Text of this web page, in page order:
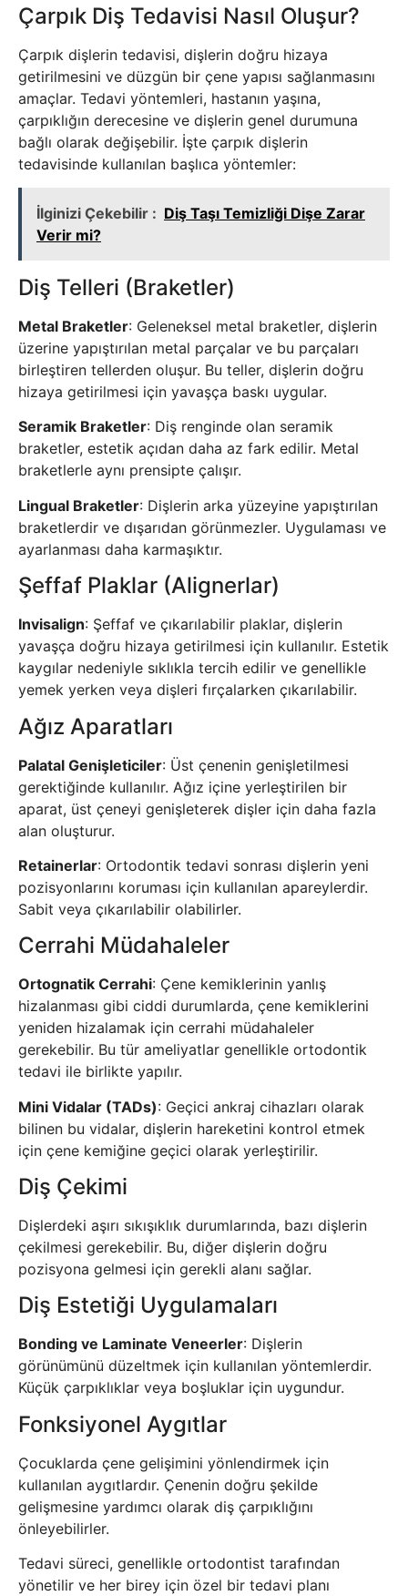
Çarpık Diş Tedavisi Nasıl Oluşur?
Çarpık dişlerin tedavisi, dişlerin doğru hizaya
getirilmesini ve düzgün bir çene yapısı sağlanmasını
amaçlar. Tedavi yöntemleri, hastanın yaşına,
çarpıklığın derecesine ve dişlerin genel durumuna
bağlı olarak değişebilir. İşte çarpık dişlerin
tedavisinde kullanılan başlıca yöntemler:
İlginizi Çekebilir : Diş Taşı Temizliği Dişe Zarar
Verir mi?
Diş Telleri (Braketler)
Metal Braketler: Geleneksel metal braketler, dişlerin
üzerine yapıştırılan metal parçalar ve bu parçaları
birleştiren tellerden oluşur. Bu teller, dişlerin doğru
hizaya getirilmesi için yavaşça baskı uygular.
Seramik Braketler: Diş renginde olan seramik
braketler, estetik açıdan daha az fark edilir. Metal
braketlerle aynı prensipte çalışır.
Lingual Braketler: Dişlerin arka yüzeyine yapıştırılan
braketlerdir ve dışarıdan görünmezler. Uygulaması ve
ayarlanması daha karmaşıktır.
Şeffaf Plaklar (Alignerlar)
Invisalign: Şeffaf ve çıkarılabilir plaklar, dişlerin
yavaşça doğru hizaya getirilmesi için kullanılır. Estetik
kaygılar nedeniyle sıklıkla tercih edilir ve genellikle
yemek yerken veya dişleri fırçalarken çıkarılabilir.
Ağız Aparatları
Palatal Genişleticiler: Üst çenenin genişletilmesi
gerektiğinde kullanılır. Ağız içine yerleştirilen bir
aparat, üst çeneyi genişleterek dişler için daha fazla
alan oluşturur.
Retainerlar: Ortodontik tedavi sonrası dişlerin yeni
pozisyonlarını koruması için kullanılan apareylerdir.
Sabit veya çıkarılabilir olabilirler.
Cerrahi Müdahaleler
Ortognatik Cerrahi: Çene kemiklerinin yanlış
hizalanması gibi ciddi durumlarda, çene kemiklerini
yeniden hizalamak için cerrahi müdahaleler
gerekebilir. Bu tür ameliyatlar genellikle ortodontik
tedavi ile birlikte yapılır.
Mini Vidalar (TADs): Geçici ankraj cihazları olarak
bilinen bu vidalar, dişlerin hareketini kontrol etmek
için çene kemiğine geçici olarak yerleştirilir.
Diş Çekimi
Dişlerdeki aşırı sıkışıklık durumlarında, bazı dişlerin
çekilmesi gerekebilir. Bu, diğer dişlerin doğru
pozisyona gelmesi için gerekli alanı sağlar.
Diş Estetiği Uygulamaları
Bonding ve Laminate Veneerler: Dişlerin
görünümünü düzeltmek için kullanılan yöntemlerdir.
Küçük çarpıklıklar veya boşluklar için uygundur.
Fonksiyonel Aygıtlar
Çocuklarda çene gelişimini yönlendirmek için
kullanılan aygıtlardır. Çenenin doğru şekilde
gelişmesine yardımcı olarak diş çarpıklığını
önleyebilirler.
Tedavi süreci, genellikle ortodontist tarafından
yönetilir ve her birey için özel bir tedavi planı